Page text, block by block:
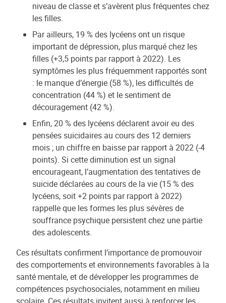
niveau de classe et s’avèrent plus fréquentes chez
les filles.
Par ailleurs, 19 % des lycéens ont un risque
important de dépression, plus marqué chez les
filles (+3,5 points par rapport à 2022). Les
symptômes les plus fréquemment rapportés sont
: le manque d’énergie (58 %), les difficultés de
concentration (44 %) et le sentiment de
découragement (42 %).
Enfin, 20 % des lycéens déclarent avoir eu des
pensées suicidaires au cours des 12 derniers
mois ; un chiffre en baisse par rapport à 2022 (-4
points). Si cette diminution est un signal
encourageant, l’augmentation des tentatives de
suicide déclarées au cours de la vie (15 % des
lycéens, soit +2 points par rapport à 2022)
rappelle que les formes les plus sévères de
souffrance psychique persistent chez une partie
des adolescents.
Ces résultats confirment l’importance de promouvoir
des comportements et environnements favorables à la
santé mentale, et de développer les programmes de
compétences psychosociales, notamment en milieu